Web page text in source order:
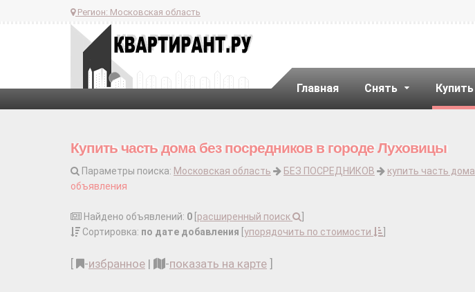
Регион: Московская область
Главная Снять Купить
Купить часть дома без посредников в городе Луховицы
Параметры поиска: Московская область БЕЗ ПОСРЕДНИКОВ купить часть дома
объявления
Найдено объявлений: 0 расширенный поиск
Сортировка: по дате добавления упорядочить по стоимости
-избранное | -показать на карте